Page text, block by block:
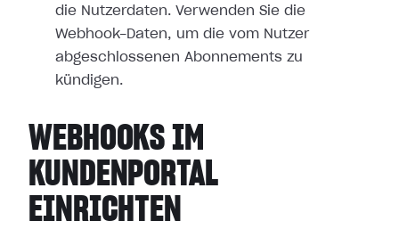
die Nutzerdaten. Verwenden Sie die
Webhook-Daten, um die vom Nutzer
abgeschlossenen Abonnements zu
kündigen.
WEBHOOKS IM
KUNDENPORTAL
EINRICHTEN